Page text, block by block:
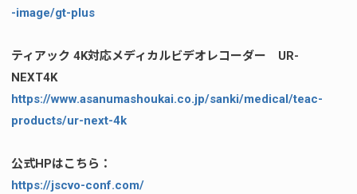
-image/gt-plus
ティアック 4K対応メディカルビデオレコーダー UR-
NEXT4K
https://www.asanumashoukai.co.jp/sanki/medical/teac-
products/ur-next-4k
公式HPはこちら：
https://jscvo-conf.com/